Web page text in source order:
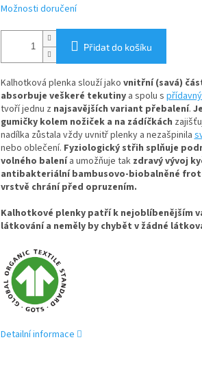
Možnosti doručení
Přidat do košíku
Kalhotková plenka slouží jako vnitřní (savá)
absorbuje veškeré tekutinya spolu s
tvoří jednu z najsavějších variant přebalení.
gumičky kolem nožiček a na zádíčkách
nadílka zůstala vždy uvnitř plenky a nezašpinila
nebo oblečení. Fyziologický střih splňuje
volného balenía umožňuje tak zdravý vývoj
antibakteriální bambusovo-biobalněné
vrstvě chrání před opruzením.
Kalhotkové plenky patří k nejoblíbenějším
látkování a neměly by chybět v žádné
Detailní informace